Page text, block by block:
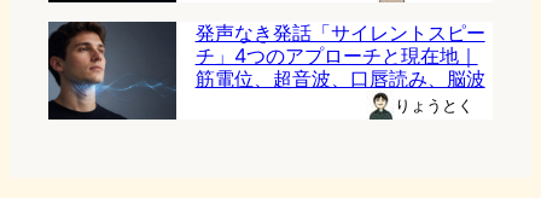
発声なき発話「サイレントスピー
チ」4つのアプローチと現在地｜
筋電位、超音波、口唇読み、脳波
りょうとく